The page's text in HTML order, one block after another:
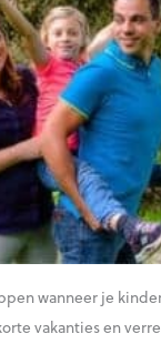
wanneer je
vakanties en